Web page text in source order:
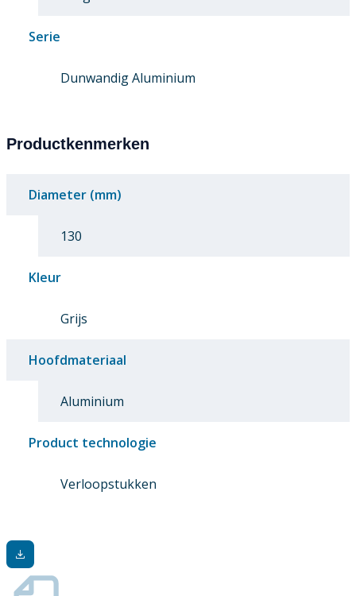
Serie
Dunwandig Aluminium
Productkenmerken
Diameter (mm)
130
Kleur
Grijs
Hoofdmateriaal
Aluminium
Product technologie
Verloopstukken